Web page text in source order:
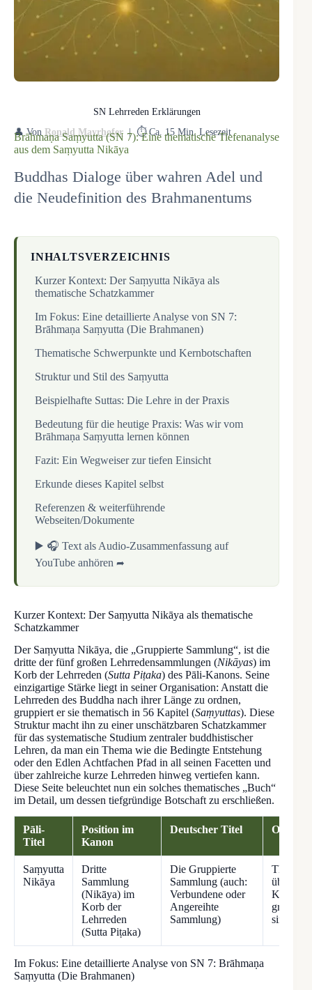
SN Lehrreden Erklärungen
👤 Von Ronald Mayrhofer | ⏱️ Ca. 15 Min. Lesezeit
Brāhmaṇa Saṃyutta (SN 7): Eine thematische Tiefenanalyse
aus dem Saṃyutta Nikāya
Buddhas Dialoge über wahren Adel und
die Neudefinition des Brahmanentums
INHALTSVERZEICHNIS
Kurzer Kontext: Der Saṃyutta Nikāya als
thematische Schatzkammer
Im Fokus: Eine detaillierte Analyse von SN 7:
Brāhmaṇa Saṃyutta (Die Brahmanen)
Thematische Schwerpunkte und Kernbotschaften
Struktur und Stil des Saṃyutta
Beispielhafte Suttas: Die Lehre in der Praxis
Bedeutung für die heutige Praxis: Was wir vom
Brāhmaṇa Saṃyutta lernen können
Fazit: Ein Wegweiser zur tiefen Einsicht
Erkunde dieses Kapitel selbst
Referenzen & weiterführende
Webseiten/Dokumente
▶️ 🎧 Text als Audio-Zusammenfassung auf
YouTube anhören
Kurzer Kontext: Der Saṃyutta Nikāya als thematische
Schatzkammer
Der Saṃyutta Nikāya, die „Gruppierte Sammlung“, ist die
dritte der fünf großen Lehrredensammlungen (Nikāyas) im
Korb der Lehrreden (Sutta Piṭaka) des Pāli-Kanons. Seine
einzigartige Stärke liegt in seiner Organisation: Anstatt die
Lehrreden des Buddha nach ihrer Länge zu ordnen,
gruppiert er sie thematisch in 56 Kapitel (Saṃyuttas). Diese
Struktur macht ihn zu einer unschätzbaren Schatzkammer
für das systematische Studium zentraler buddhistischer
Lehren, da man ein Thema wie die Bedingte Entstehung
oder den Edlen Achtfachen Pfad in all seinen Facetten und
über zahlreiche kurze Lehrreden hinweg vertiefen kann.
Diese Seite beleuchtet nun ein solches thematisches „Buch“
im Detail, um dessen tiefgründige Botschaft zu erschließen.
Pāli-
Titel
Position im
Kanon
Deutscher Titel
Saṃyutta
Nikāya
Dritte
Sammlung
(Nikāya) im
Korb der
Lehrreden
(Sutta Piṭaka)
Die Gruppierte
Sammlung (auch:
Verbundene oder
Angereihte
Sammlung)
über
Kapitel
große
sind.
Im Fokus: Eine detaillierte Analyse von SN 7: Brāhmaṇa
Saṃyutta (Die Brahmanen)